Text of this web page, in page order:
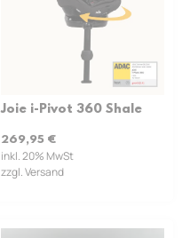
Joie i-Pivot 360 Shale
269,95 €
inkl. 20% MwSt
zzgl. Versand